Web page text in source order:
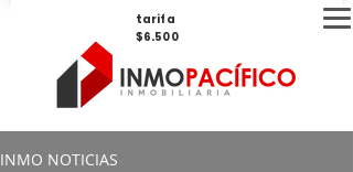
tarifa
$6.500
INMO NOTICIAS